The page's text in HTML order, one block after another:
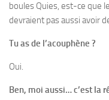
boules Quies, est-ce que
devraient pas aussi avoir
Tu as de l’acouphène ?
Oui.
Ben, moi aussi… c’est la